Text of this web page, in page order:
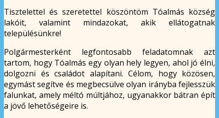
Tisztelettel és szeretettel köszöntöm Tóalmás község
lakóit, valamint mindazokat, akik ellátogatnak
településünkre!
Polgármesterként legfontosabb feladatomnak azt
tartom, hogy Tóalmás egy olyan hely legyen, ahol jó élni,
dolgozni és családot alapítani. Célom, hogy közösen,
egymást segítve és megbecsülve olyan irányba fejlesszük
falunkat, amely méltó múltjához, ugyanakkor bátran épít
a jövő lehetőségeire is.